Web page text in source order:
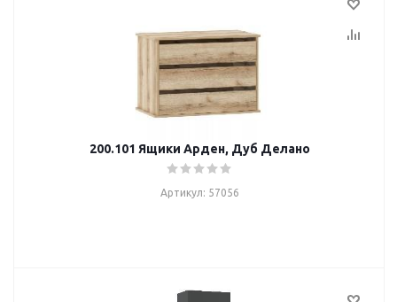
200.101 Ящики Арден, Дуб Делано
Артикул: 57056